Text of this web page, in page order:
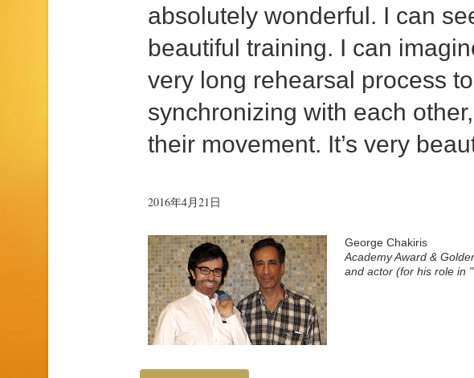
absolutely wonderful. I can
beautiful training. I can
very long rehearsal process
synchronizing with each
their movement. It’s very
2016年4月21日
George Chakiris
Academy Award &
and actor (for his role in